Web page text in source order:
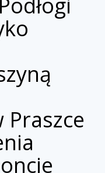
Praszce